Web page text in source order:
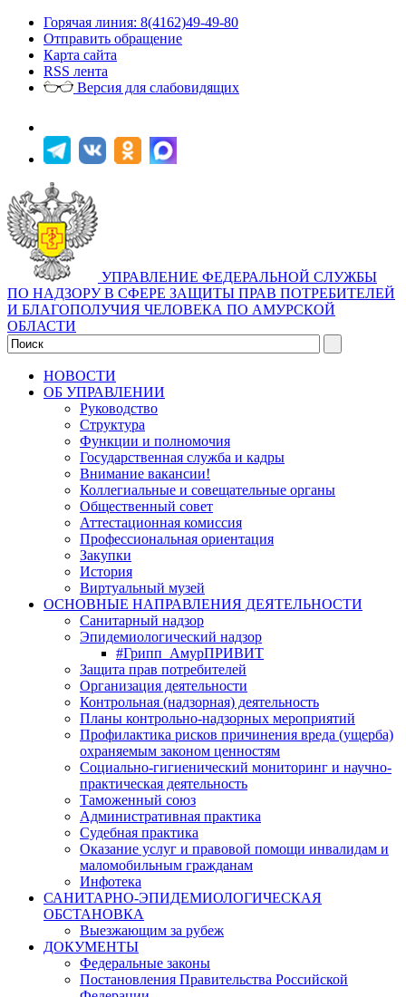
Горячая линия: 8(4162)49-49-80
Отправить обращение
Карта сайта
RSS лента
Версия для слабовидящих
УПРАВЛЕНИЕ ФЕДЕРАЛЬНОЙ СЛУЖБЫ
ПО НАДЗОРУ В СФЕРЕ ЗАЩИТЫ ПРАВ ПОТРЕБИТЕЛЕЙ
И БЛАГОПОЛУЧИЯ ЧЕЛОВЕКА ПО АМУРСКОЙ
ОБЛАСТИ
НОВОСТИ
ОБ УПРАВЛЕНИИ
Руководство
Структура
Функции и полномочия
Государственная служба и кадры
Внимание вакансии!
Коллегиальные и совещательные органы
Общественный совет
Аттестационная комиссия
Профессиональная ориентация
Закупки
История
Виртуальный музей
ОСНОВНЫЕ НАПРАВЛЕНИЯ ДЕЯТЕЛЬНОСТИ
Санитарный надзор
Эпидемиологический надзор
#Грипп_АмурПРИВИТ
Защита прав потребителей
Организация деятельности
Контрольная (надзорная) деятельность
Планы контрольно-надзорных мероприятий
Профилактика рисков причинения вреда (ущерба)
охраняемым законом ценностям
Социально-гигиенический мониторинг и научно-
практическая деятельность
Таможенный союз
Административная практика
Судебная практика
Оказание услуг и правовой помощи инвалидам и
маломобильным гражданам
Инфотека
САНИТАРНО-ЭПИДЕМИОЛОГИЧЕСКАЯ
ОБСТАНОВКА
Выезжающим за рубеж
ДОКУМЕНТЫ
Федеральные законы
Постановления Правительства Российской